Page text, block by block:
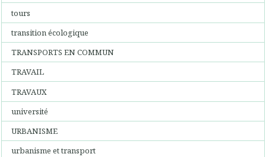
tours
transition écologique
TRANSPORTS EN COMMUN
TRAVAIL
TRAVAUX
université
URBANISME
urbanisme et transport